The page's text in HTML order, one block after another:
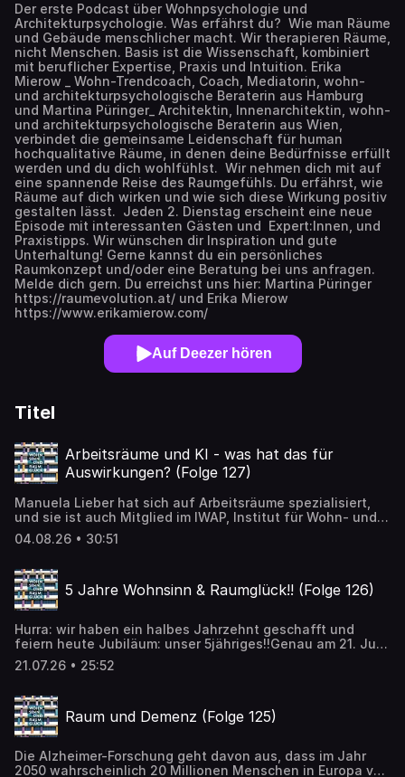
Der erste Podcast über Wohnpsychologie und
Architekturpsychologie. Was erfährst du? Wie man Räume
und Gebäude menschlicher macht. Wir therapieren Räume,
nicht Menschen. Basis ist die Wissenschaft, kombiniert
mit beruflicher Expertise, Praxis und Intuition. Erika
Mierow _ Wohn-Trendcoach, Coach, Mediatorin, wohn-
und architekturpsychologische Beraterin aus Hamburg
und Martina Püringer_ Architektin, Innenarchitektin, wohn-
und architekturpsychologische Beraterin aus Wien,
verbindet die gemeinsame Leidenschaft für human
hochqualitative Räume, in denen deine Bedürfnisse erfüllt
werden und du dich wohlfühlst. Wir nehmen dich mit auf
eine spannende Reise des Raumgefühls. Du erfährst, wie
Räume auf dich wirken und wie sich diese Wirkung positiv
gestalten lässt. Jeden 2. Dienstag erscheint eine neue
Episode mit interessanten Gästen und Expert:Innen, und
Praxistipps. Wir wünschen dir Inspiration und gute
Unterhaltung! Gerne kannst du ein persönliches
Raumkonzept und/oder eine Beratung bei uns anfragen.
Melde dich gern. Du erreichst uns hier: Martina Püringer
https://raumevolution.at/ und Erika Mierow
https://www.erikamierow.com/
Auf Deezer hören
Titel
Arbeitsräume und KI - was hat das für
Auswirkungen? (Folge 127)
Manuela Lieber hat sich auf Arbeitsräume spezialisiert,
und sie ist auch Mitglied im IWAP, Institut für Wohn- und
Architekturpsychologie. Sie sagt "Arbeitsräume im KI-
Zeitalter sind neurokomptibel" und sie hält Vorträge über
durch die KI? Wird der physische Raum weniger bewusst
wahrgenommen und verengt sich? Oder aber erhält man
ein erweitertes Raumgefühl, weil man sich informierter
entsteht, einen größeren Raum zu
"bewohnen"? Inzwischen wird die Ausbreitung der KI mit
der Ära der Industrialisierung verglichen. Eine riesengroße
04.08.26 • 30:51
5 Jahre Wohnsinn & Raumglück!! (Folge 126)
Hurra: wir haben ein halbes Jahrzehnt geschafft und
feiern heute Jubiläum: unser 5jähriges!!Genau am 21. Juli
2021 sind wir mit der Folge 1 auf Sendung gegangen und
heute am 21. Juli 2026 sind wir wieder online.Vielen Dank
uns folgen und uns immer wieder zurückmelden, wie gut
ihnen der Podcast gefällt. Vielen Dank auch an all unsere
bisherigen Gäste, mit denen jedes Gespräch zu einem
zum Glück noch viele Ideen!
21.07.26 • 25:52
Raum und Demenz (Folge 125)
Die Alzheimer-Forschung geht davon aus, dass im Jahr
2050 wahrscheinlich 20 Millionen Menschen in Europa von